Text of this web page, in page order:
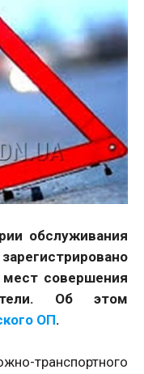
обслуживания
совершения
Об этом
ОП.
транспортного